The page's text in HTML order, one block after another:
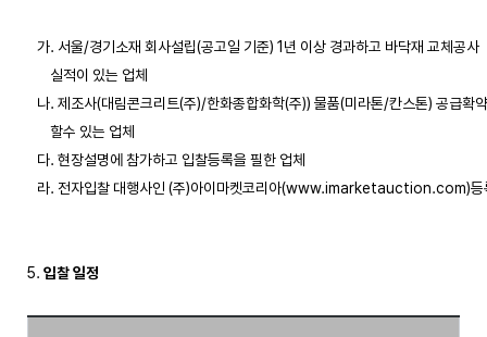
   가. 서울/경기소재 회사설립(공고일 기준) 1년 이상 경과하고 바닥재 교체공사
       실적이 있는 업체
나. 제조사(대림콘크리트(주)/한화종합화학(주)) 물품(미라톤/칸스톤) 공급확
       할수 있는 업체
   다. 현장설명에 참가하고 입찰등록을 필한 업체
라. 전자입찰 대행사인 (주)아이마켓코리아(www.imarketauction.com)등
5. 입찰 일정